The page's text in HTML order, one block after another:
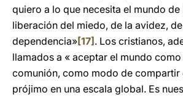
quiero a lo que necesita el mundo de
liberación del miedo, de la avidez,
dependencia»[17] . Los cristianos,
llamados a « aceptar el mundo
comunión, como modo de compartir
prójimo en una escala global. Es